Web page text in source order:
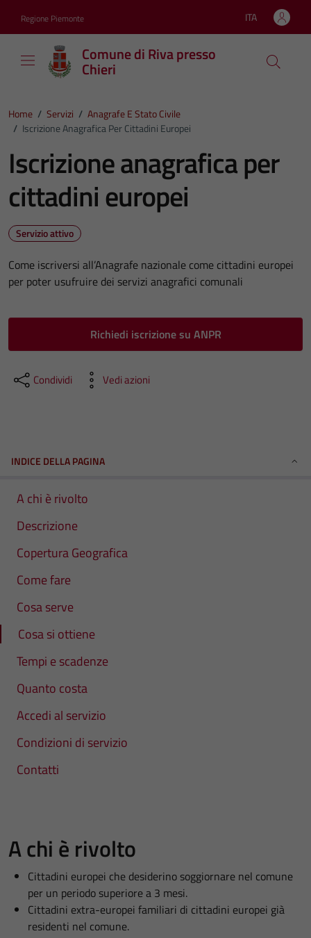
Regione Piemonte Lingua attiva:
ITA
Comune di Riva presso
Chieri
Home / Servizi / Anagrafe E Stato Civile
/ Iscrizione Anagrafica Per Cittadini Europei
Iscrizione anagrafica per
cittadini europei
Servizio attivo
Come iscriversi all’Anagrafe nazionale come cittadini europei
per poter usufruire dei servizi anagrafici comunali
Richiedi iscrizione su ANPR
Condividi Vedi azioni
INDICE DELLA PAGINA
A chi è rivolto
Descrizione
Copertura Geografica
Come fare
Cosa serve
Cosa si ottiene
Tempi e scadenze
Quanto costa
Accedi al servizio
Condizioni di servizio
Contatti
A chi è rivolto
Cittadini europei che desiderino soggiornare nel comune
per un periodo superiore a 3 mesi.
Cittadini extra-europei familiari di cittadini europei già
residenti nel comune.